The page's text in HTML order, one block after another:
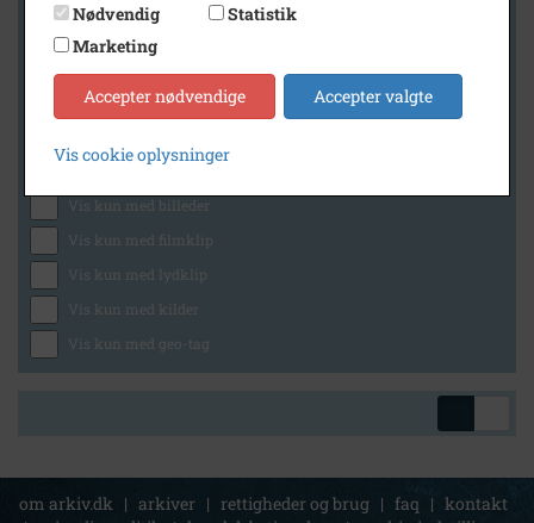
Generelt
Vis kun med billeder
Vis kun med filmklip
Vis kun med lydklip
Vis kun med kilder
Vis kun med geo-tag
om arkiv.dk | arkiver | rettigheder og brug | faq | kontakt
Nødvendig
Statistik
Marketing
Accepter nødvendige Accepter valgte
Vis cookie oplysninger